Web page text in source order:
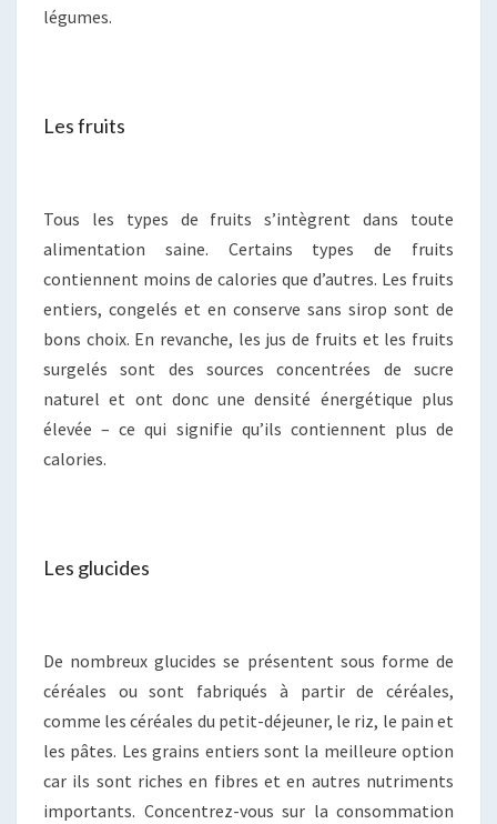
légumes.
Les fruits
Tous les types de fruits s’intègrent dans toute
alimentation saine. Certains types de fruits
contiennent moins de calories que d’autres. Les fruits
entiers, congelés et en conserve sans sirop sont de
bons choix. En revanche, les jus de fruits et les fruits
surgelés sont des sources concentrées de sucre
naturel et ont donc une densité énergétique plus
élevée – ce qui signifie qu’ils contiennent plus de
calories.
Les glucides
De nombreux glucides se présentent sous forme de
céréales ou sont fabriqués à partir de céréales,
comme les céréales du petit-déjeuner, le riz, le pain et
les pâtes. Les grains entiers sont la meilleure option
car ils sont riches en fibres et en autres nutriments
importants. Concentrez-vous sur la consommation